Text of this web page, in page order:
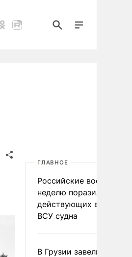
ГЛАВНОЕ
Российские военные за
неделю поразили 34
действующих в
ВСУ судна
В Грузии завели дело